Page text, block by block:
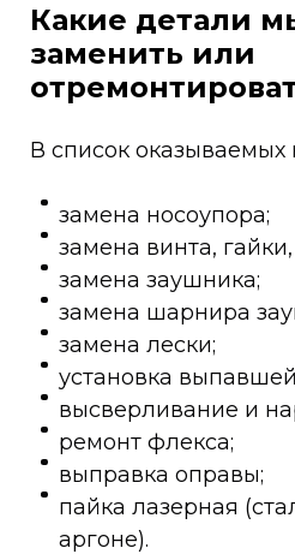
Какие детали
заменить или
В список оказываемых
замена носоупора;
замена винта,
замена заушника;
замена шарнира
замена лески;
установка
высверливание и
ремонт флекса;
выправка оправы;
пайка лазерная
аргоне).